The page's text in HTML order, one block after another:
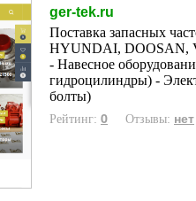
ger-tek.ru
Поставка запасных
HYUNDAI, DOOSAN,
- Навесное
гидроцилиндры) -
болты)
Рейтинг: 0 Отзывы: нет